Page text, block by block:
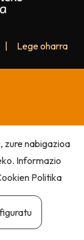
Lege oharra
zure nabigazioa
Informazio
Politika